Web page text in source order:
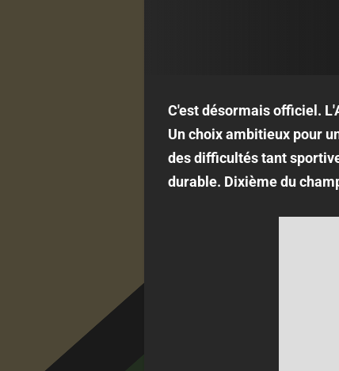
C'est désormais officiel.
Un choix ambitieux pour
des difficultés tant
durable. Dixième du